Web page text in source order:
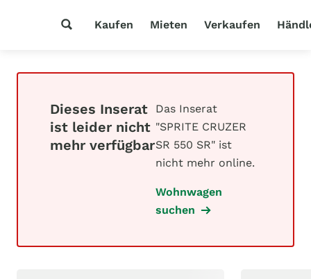
Kaufen Mieten Verkaufen
Dieses Inserat
ist leider nicht
mehr verfügbar
Das Inserat
"SPRITE CRUZER
SR 550 SR" ist
nicht mehr online.
Wohnwagen
suchen